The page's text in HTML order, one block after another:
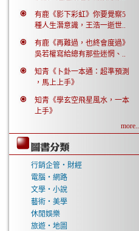
有鹿《影下彩虹》你要覺察5
種人生潛意識，王浩一逝世..
有鹿《再難過，也終會度過》
吳若權寫給總有那些迷惘、..
知青《卜卦一本通：超準預測
，馬上上手》
知青《學玄空飛星風水，一本
上手》
more..
行銷企管‧財經
電腦‧網路
文學‧小說
藝術‧美學
休閒娛樂
旅遊‧地圖